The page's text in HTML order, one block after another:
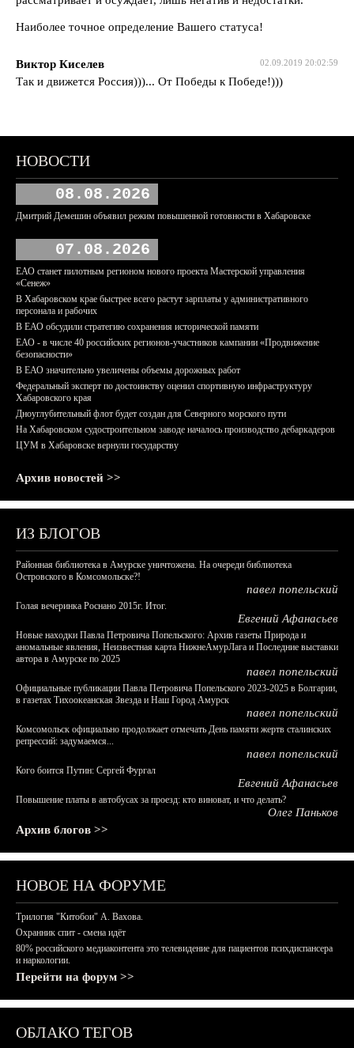
Наиболее точное определение Вашего статуса!
02.09.2019 20:02:59
Виктор Киселев
Так и движется Россия)))... От Победы к Победе!)))
НОВОСТИ
08.08.2026
Дмитрий Демешин объявил режим повышенной готовности в Хабаровске
07.08.2026
ЕАО станет пилотным регионом нового проекта Мастерской управления
«Сенеж»
В Хабаровском крае быстрее всего растут зарплаты у административного
персонала и рабочих
В ЕАО обсудили стратегию сохранения исторической памяти
ЕАО - в числе 40 российских регионов-участников кампании «Продвижение
безопасности»
В ЕАО значительно увеличены объемы дорожных работ
Федеральный эксперт по достоинству оценил спортивную инфраструктуру
Хабаровского края
Дноуглубительный флот будет создан для Северного морского пути
На Хабаровском судостроительном заводе началось производство дебаркадеров
ЦУМ в Хабаровске вернули государству
Архив новостей >>
ИЗ БЛОГОВ
Районная библиотека в Амурске уничтожена. На очереди библиотека
Островского в Комсомольске?!
павел попельский
Голая вечеринка Роснано 2015г. Итог.
Евгений Афанасьев
Новые находки Павла Петровича Попельского: Архив газеты Природа и
аномальные явления, Неизвестная карта НижнеАмурЛага и Последние выставки
автора в Амурске по 2025
павел попельский
Официальные публикации Павла Петровича Попельского 2023-2025 в Болгарии,
в газетах Тихоокеанская Звезда и Наш Город Амурск
павел попельский
Комсомольск официально продолжает отмечать День памяти жертв сталинских
репрессий: задумаемся...
павел попельский
Кого боится Путин: Сергей Фургал
Евгений Афанасьев
Повышение платы в автобусах за проезд: кто виноват, и что делать?
Олег Паньков
Архив блогов >>
НОВОЕ НА ФОРУМЕ
Трилогия "Китобои" А. Вахова.
Охранник спит - смена идёт
80% российского медиаконтента это телевидение для пациентов психдиспансера
и наркологии.
Перейти на форум >>
ОБЛАКО ТЕГОВ